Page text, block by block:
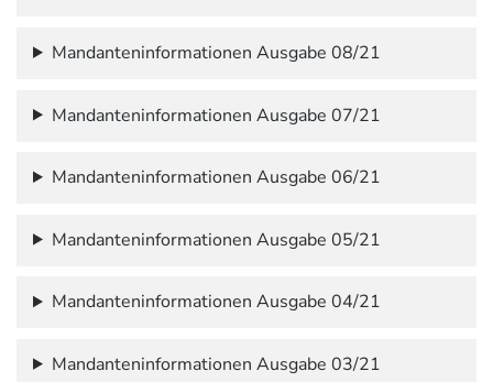
Mandanteninformationen Ausgabe 08/21
Mandanteninformationen Ausgabe 07/21
Mandanteninformationen Ausgabe 06/21
Mandanteninformationen Ausgabe 05/21
Mandanteninformationen Ausgabe 04/21
Mandanteninformationen Ausgabe 03/21